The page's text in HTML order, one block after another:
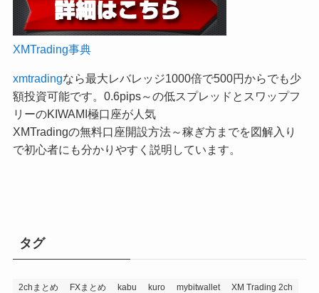
XMTrading事典
xmtradingなら最大レバレッジ1000倍で500円からでも少
額投資可能です。0.6pips～の低スプレッドとスワップフ
リーのKIWAMI極口座が人気
XMTradingの無料口座開設方法～稼ぎ方までを図解入り
で初心者にも分かりやすく説明しています。
タグ
2chまとめ FXまとめ kabu kuro mybitwallet XM Trading 2ch